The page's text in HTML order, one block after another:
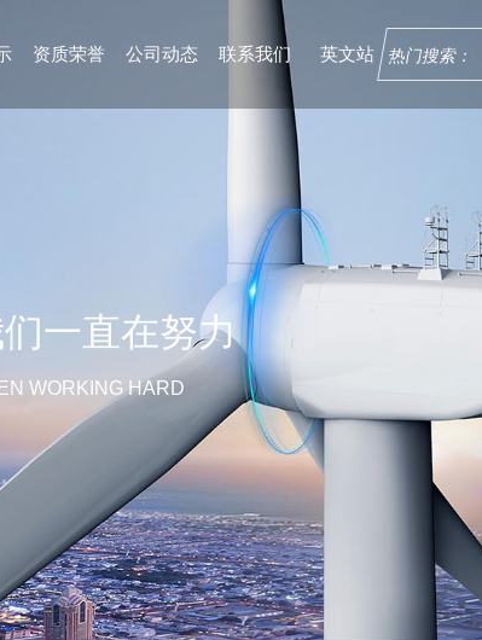
资质荣誉 公司动态 联系我们 英文站
一直在努力
WORKING HARD